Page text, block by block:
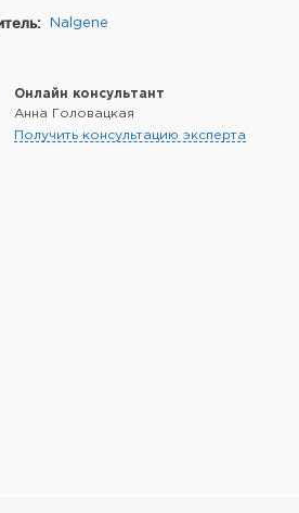
Nalgene
Онлайн консультант
Анна Головацкая
Получить консультацию эксперта